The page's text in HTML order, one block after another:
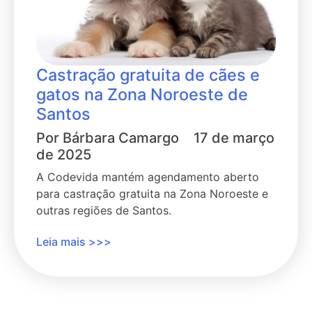
Castração gratuita de cães e
gatos na Zona Noroeste de
Santos
Por Bárbara Camargo
17 de março
de 2025
A Codevida mantém agendamento aberto
para castração gratuita na Zona Noroeste e
outras regiões de Santos.
Leia mais >>>